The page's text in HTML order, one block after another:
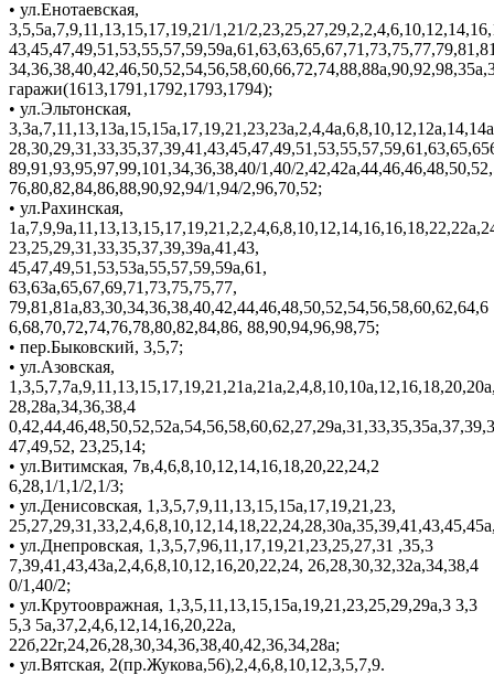
• ул.Енотаевская,
3,5,5а,7,9,11,13,15,17,19,21/1,21/
гаражи(1613,1791,1792,1793,1794);
• ул.Эльтонская,
89,91,93,95,97,99,101,34,36,38,40/1,40/
76,80,82,84,86,88,90,92,94/1,94/2,96,70,52;
• ул.Рахинская,
23,25,29,31,33,35,37,39,39а,41,43,
45,47,49,51,53,53а,55,57,59,59а,61,
63,63а,65,67,69,71,73,75,75,77,
79,81,81а,83,30,34,36,38,40,42,44,46,48,50,52,54,56,58,60,62,64,6
6,68,70,72,74,76,78,80,82,84,86, 88,90,94,96,98,75;
• пер.Быковский, 3,5,7;
• ул.Азовская,
28,28а,34,36,38,4
47,49,52, 23,25,14;
• ул.Витимская, 7в,4,6,8,10,12,14,16,18,20,22,24,2
6,28,1/1,1/2,1/3;
• ул.Денисовская, 1,3,5,7,9,11,13,15,15а,17,19,21,23,
• ул.Днепровская, 1,3,5,7,96,11,17,19,21,23,25,27,31 ,35,3
7,39,41,43,43а,2,4,6,8,10,12,16,20,22,24, 26,28,30,32,32а,34,38,4
0/1,40/2;
• ул.Крутоовражная, 1,3,5,11,13,15,15а,19,21,23,25,29,29а,3 3,3
5,3 5а,37,2,4,6,12,14,16,20,22а,
22б,22г,24,26,28,30,34,36,38,40,42,36,34,28а;
• ул.Вятская, 2(пр.Жукова,56),2,4,6,8,10,12,3,5,7,9.